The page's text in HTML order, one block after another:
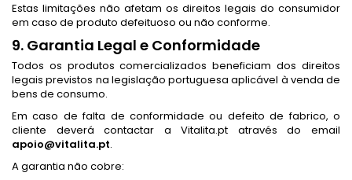
Estas limitações não afetam os direitos legais do consumidor
em caso de produto defeituoso ou não conforme.
9. Garantia Legal e Conformidade
Todos os produtos comercializados beneficiam dos direitos
legais previstos na legislação portuguesa aplicável à venda de
bens de consumo.
Em caso de falta de conformidade ou defeito de fabrico, o
cliente deverá contactar a Vitalita.pt através do email
apoio@vitalita.pt.
A garantia não cobre: